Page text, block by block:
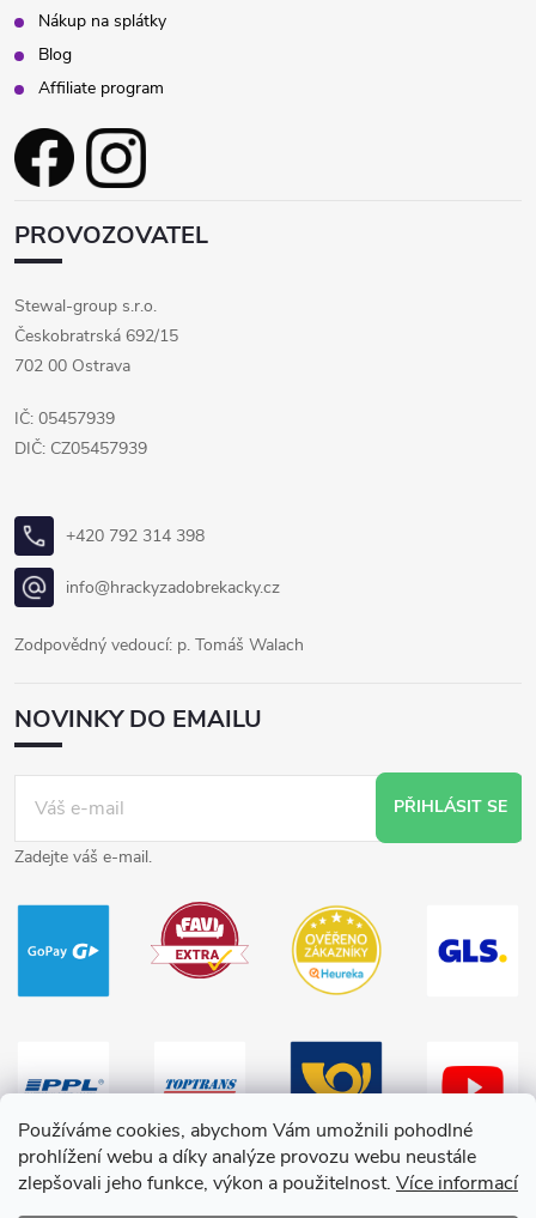
Používáme cookies, abychom Vám umožnili pohodlné
prohlížení webu a díky analýze provozu webu neustále
zlepšovali jeho funkce, výkon a použitelnost. Více informací
Nákup na splátky
Blog
Affiliate program
PROVOZOVATEL
Stewal-group s.r.o.
Českobratrská 692/15
702 00 Ostrava
IČ: 05457939
DIČ: CZ05457939
+420 792 314 398
info@hrackyzadobrekacky.cz
Zodpovědný vedoucí: p. Tomáš Walach
NOVINKY DO EMAILU
PŘIHLÁSIT SE
Zadejte váš e-mail.